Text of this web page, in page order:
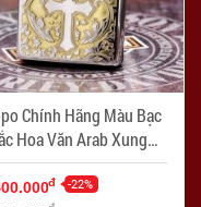
Chính Hãng Màu Bạc
Hoa Văn Arab Xung
Thánh Giá
đ -22%